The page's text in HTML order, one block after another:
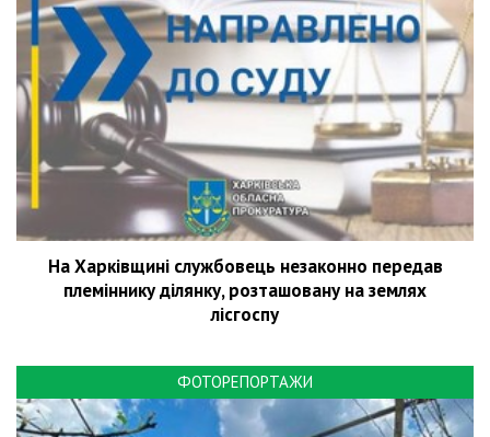
На Харківщині службовець незаконно передав
племіннику ділянку, розташовану на землях
лісгоспу
ФОТОРЕПОРТАЖИ